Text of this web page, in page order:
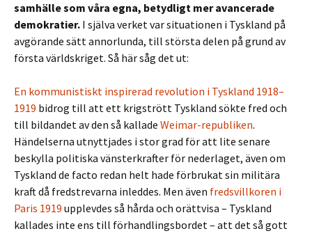
samhälle som våra egna, betydligt mer avancerade
demokratier. I själva verket var situationen i Tyskland på
avgörande sätt annorlunda, till största delen på grund av
första världskriget. Så här såg det ut:
En kommunistiskt inspirerad revolution i Tyskland 1918–
1919 bidrog till att ett krigstrött Tyskland sökte fred och
till bildandet av den så kallade Weimar-republiken.
Händelserna utnyttjades i stor grad för att lite senare
beskylla politiska vänsterkrafter för nederlaget, även om
Tyskland de facto redan helt hade förbrukat sin militära
kraft då fredstrevarna inleddes. Men även fredsvillkoren i
Paris 1919 upplevdes så hårda och orättvisa – Tyskland
kallades inte ens till förhandlingsbordet – att det så gott